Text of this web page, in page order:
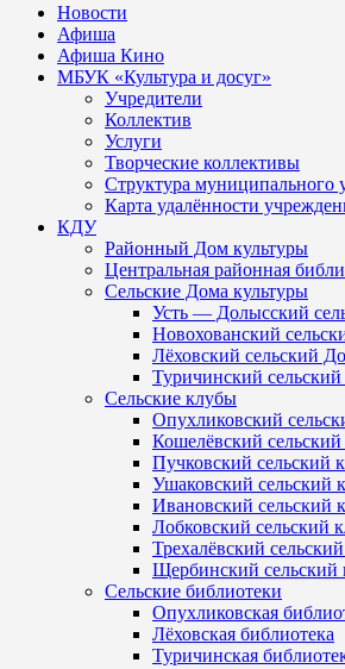
Новости
Афиша
Афиша Кино
МБУК «Культура и досуг»
Учредители
Коллектив
Услуги
Творческие коллективы
Структура муниципального
Карта удалённости
КДУ
Районный Дом культуры
Центральная районная
Сельские Дома культуры
Усть — Долысский
Новохованский
Лёховский сельский
Туричинский
Сельские клубы
Опухликовский
Кошелёвский сельский
Пучковский сельский
Ушаковский сельский
Ивановский сельский
Лобковский сельский
Трехалёвский
Щербинский сельский
Сельские библиотеки
Опухликовская
Лёховская библиотека
Туричинская